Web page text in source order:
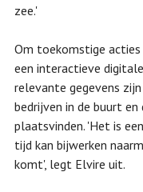
zee.'
Om toekomstige
een interactieve
relevante gegevens
bedrijven in de buurt
plaatsvinden. 'Het is
tijd kan bijwerken
komt', legt Elvire uit.